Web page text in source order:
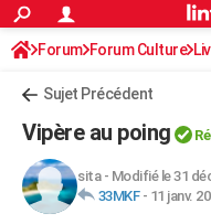
ACTUALITÉS
Politique
Société
Faits Divers
Education
Monde
Villes
+
FINANCE
Retraite
Impôts
Epargne
Immobilier
Risques naturels par ville
Banque
Assurance
Crédit
AUTO
Forum Forum Culture
Sujet Précédent
Vipère au poing
sita- Modifié le 31
33MKF- 11 janv.